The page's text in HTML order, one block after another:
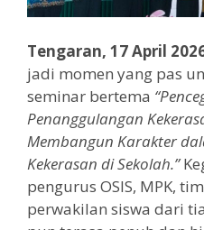
Tengaran, 17 April
jadi momen yang pas
seminar bertema
Penanggulangan
Membangun Karakter
Kekerasan di Sekolah.”
pengurus OSIS, MPK,
perwakilan siswa dari